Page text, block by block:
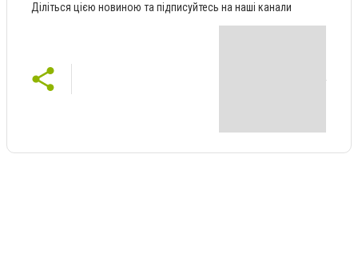
Діліться цією новиною та підписуйтесь на наші канали